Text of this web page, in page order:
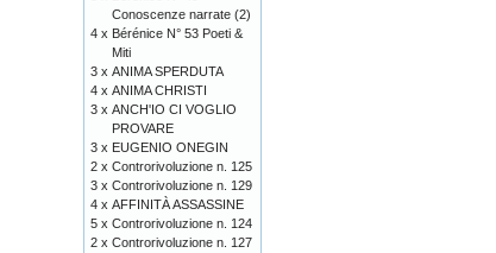
Conoscenze narrate (2)
4 x Bérénice N° 53 Poeti &
Miti
3 x ANIMA SPERDUTA
4 x ANIMA CHRISTI
3 x ANCH'IO CI VOGLIO
PROVARE
3 x EUGENIO ONEGIN
2 x Controrivoluzione n. 125
3 x Controrivoluzione n. 129
4 x AFFINITÀ ASSASSINE
5 x Controrivoluzione n. 124
2 x Controrivoluzione n. 127